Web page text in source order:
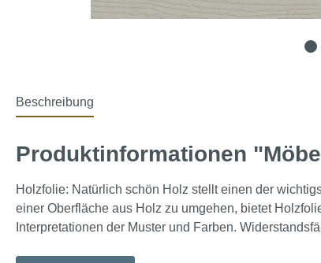
Beschreibung
Produktinformationen
Holzfolie: Natürlich schön Holz stellt einen der
einer Oberfläche aus Holz zu umgehen, bietet
Interpretationen der Muster und Farben.